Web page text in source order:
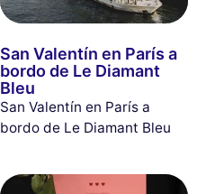
San Valentín en París a
bordo de Le Diamant
Bleu
San Valentín en París a
bordo de Le Diamant Bleu